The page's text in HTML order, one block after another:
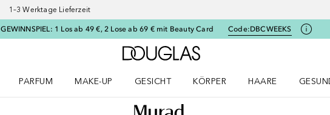
1–3 Werktage Lieferzeit
GEWINNSPIEL: 1 Los ab 49 €, 2 Lose ab 69 € mit Beauty Card Code:DBCWEEKS
Zur Douglas Startseite
PARFUM
MAKE-UP
GESICHT
KÖRPER
HAARE